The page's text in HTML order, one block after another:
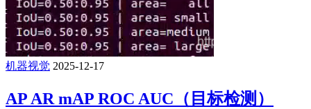
机器视觉 2025-12-17
AP AR mAP ROC AUC（目标检测）